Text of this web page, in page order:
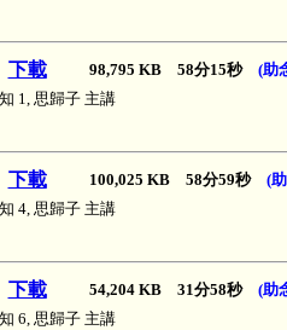
下載 98,795 KB 58分15秒 (助
1, 思歸子 主講
下載 100,025 KB 58分59秒 (
4, 思歸子 主講
下載 54,204 KB 31分58秒 (助
6, 思歸子 主講